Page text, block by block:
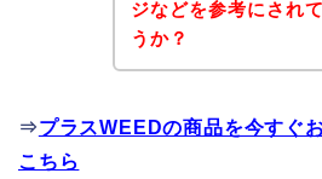
ジなどを参考にされ
うか？
⇒プラスWEEDの商品を今すぐ
こちら